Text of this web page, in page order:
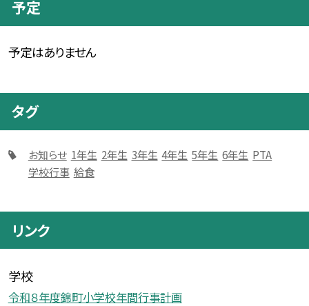
予定
予定はありません
タグ
お知らせ 1年生 2年生 3年生 4年生 5年生 6年生 PTA
学校行事 給食
リンク
学校
令和８年度錦町小学校年間行事計画